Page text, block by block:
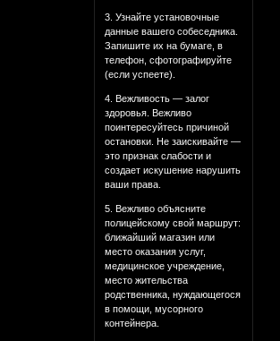
3. Узнайте установочные
данные вашего собеседника.
Запишите их на бумаге, в
телефон, сфотографируйте
(если успеете).
4. Вежливость — залог
здоровья. Вежливо
поинтересуйтесь причиной
остановки. Не заискивайте —
это признак слабости и
создает искушение нарушить
ваши права.
5. Вежливо объясните
полицейскому свой маршрут:
ближайший магазин или
место оказания услуг,
медицинское учреждение,
место жительства
родственника, нуждающегося
в помощи, мусорного
контейнера.